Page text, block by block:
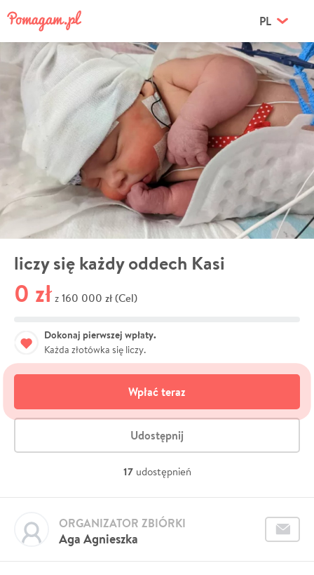
PL
liczy się każdy oddech Kasi
0 zł z 160 000 zł (Cel)
Dokonaj pierwszej wpłaty.
Każda złotówka się liczy.
Wpłać teraz
Udostępnij
17 udostępnień
Aga Agnieszka
ORGANIZATOR ZBIÓRKI